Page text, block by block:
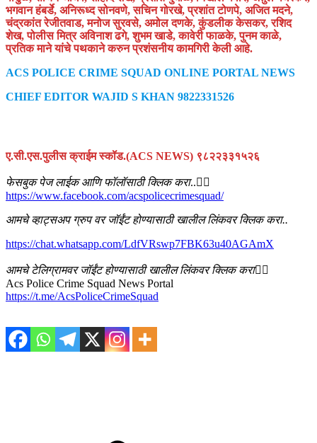
भगवान हंबर्डे, अनिरूध्द सोनवणे, सचिन गोरखे, प्रशांत टोणपे, अजित मदने,
चंद्रकांत रेजीतवाड, मनोज सुरवसे, अमोल दणके, कुंडलीक केसकर, रशिद
शेख, पोलीस मित्र अविनाश ढगे, शुभम खाडे, कावेरी फाळके, पुनम काळे,
प्रतिक माने यांचे पथकाने करुन प्रशंसनीय कामगिरी केली आहे.
ACS POLICE CRIME SQUAD ONLINE PORTAL NEWS
CHIEF EDITOR WAJID S KHAN 9822331526
ए.सी.एस.पुलीस क्राईम स्कॉड.(ACS NEWS) ९८२२३३१५२६
फेसबुक पेज लाईक आणि फॉलॉसाठी क्लिक करा..👇🏻
https://www.facebook.com/acspolicecrimesquad/
आमचे व्हाट्सअप ग्रुप वर जॉईंट होण्यासाठी खालील लिंकवर क्लिक करा..
https://chat.whatsapp.com/LdfVRswp7FBK63u40AGAmX
आमचे टेलिग्रामवर जॉईंट होण्यासाठी खालील लिंकवर क्लिक करा👇🏻
Acs Police Crime Squad News Portal
https://t.me/AcsPoliceCrimeSquad